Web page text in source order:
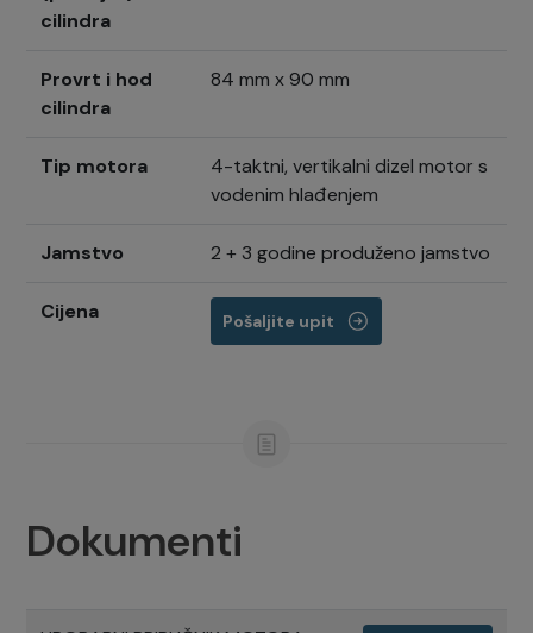
cilindra
Provrt i hod
cilindra
84 mm x 90 mm
Tip motora
4-taktni, vertikalni dizel motor s
vodenim hlađenjem
Jamstvo 2 + 3 godine produženo jamstvo
Cijena Pošaljite upit
Dokumenti